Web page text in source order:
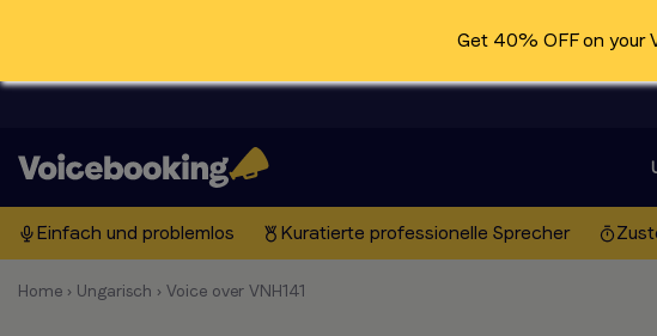
Get 40% OFF on your
Einfach und problemlos Kuratierte professionelle Sprecher
Home › Ungarisch › Voice over VNH141